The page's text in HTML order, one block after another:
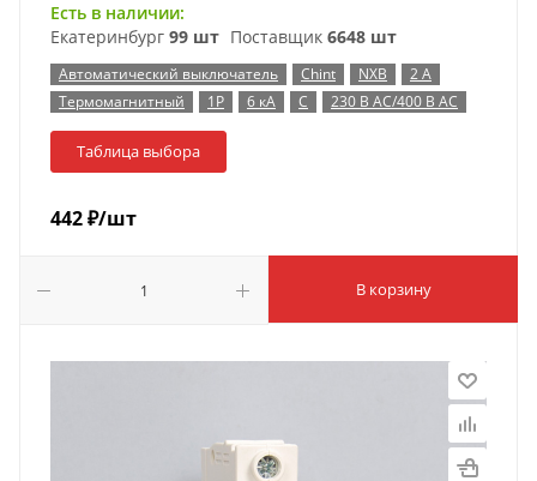
Есть в наличии:
Екатеринбург 99 шт Поставщик 6648 шт
Автоматический выключатель Chint NXB
2 А
Термомагнитный
1P 6 кА C 230 В AC/400 В AC
Таблица выбора
442₽/шт
В корзину